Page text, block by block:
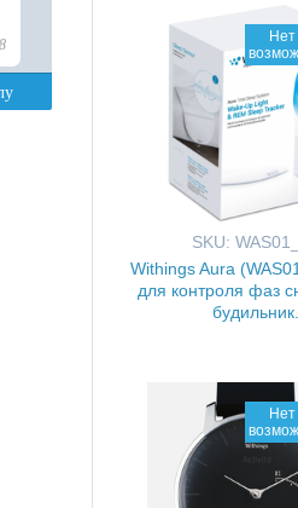
Нет
SKU:
Withings Aura
для контроля фаз
будильник.
Нет